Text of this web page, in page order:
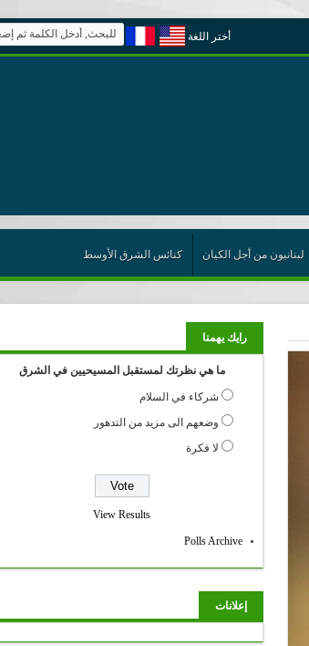
أختر اللغة
لبنانيون من أجل الكيان كنائس الشرق الأوسط
رايك يهمنا
ما هي نظرتك لمستقبل المسيحيين في الشرق
شركاء في السلام
وضعهم الى مزيد من التدهور
لا فكرة
View Results
Polls Archive
إعلانات